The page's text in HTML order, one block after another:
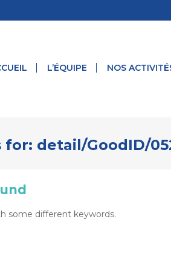
L’ÉQUIPE NOS
for: detail/GoodID/
some different keywords.